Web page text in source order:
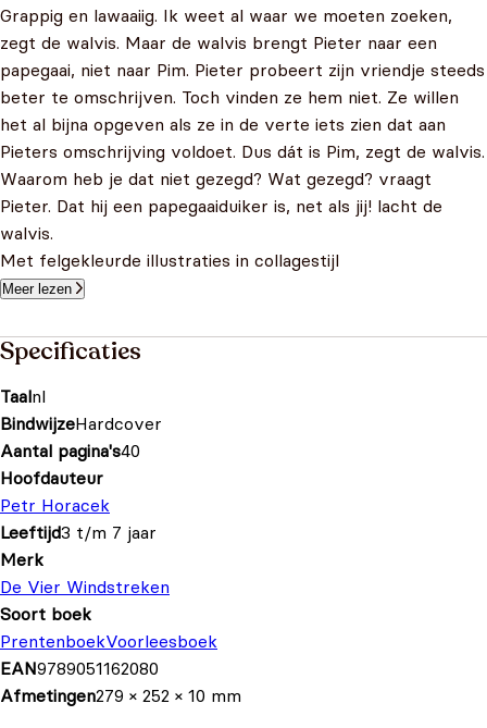
Grappig en lawaaiig. Ik weet al waar we moeten zoeken,
zegt de walvis. Maar de walvis brengt Pieter naar een
papegaai, niet naar Pim. Pieter probeert zijn vriendje steeds
beter te omschrijven. Toch vinden ze hem niet. Ze willen
het al bijna opgeven als ze in de verte iets zien dat aan
Pieters omschrijving voldoet. Dus dát is Pim, zegt de walvis.
Waarom heb je dat niet gezegd? Wat gezegd? vraagt
Pieter. Dat hij een papegaaiduiker is, net als jij! lacht de
walvis.
Met felgekleurde illustraties in collagestijl
Meer lezen
Specificaties
Taalnl
BindwijzeHardcover
Aantal pagina's40
Hoofdauteur
Petr Horacek
Leeftijd3 t/m 7 jaar
Merk
De Vier Windstreken
Soort boek
PrentenboekVoorleesboek
EAN9789051162080
Afmetingen279 × 252 × 10 mm